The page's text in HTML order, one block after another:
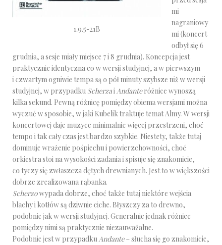
1.9.5-21B
mi
nagraniowy
mi (koncert
odbył się 6
grudnia, a sesje miały miejsce 7 i 8 grudnia). Koncepcja jest
praktycznie identyczna co w wersji studyjnej, a w pierwszym
i czwartym ogniwie tempa są o pół minuty szybsze niż w wersji
studyjnej, w przypadku ScherzaiAndanteróżnice wynoszą
kilka sekund. Pewną różnicę pomiędzy obiema wersjami można
wyczuć w sposobie, w jaki Kubelik traktuje temat Almy. W wersji
koncertowej daje muzyce minimalnie więcej przestrzeni, choć
tempo i tak cały czas jest bardzo szybkie. Niestety, także tutaj
dominuje wrażenie pośpiechu i powierzchowności, choć
orkiestra stoi na wysokości zadania i spisuje się znakomicie,
co tyczy się zwłaszcza dętych drewnianych. Jest to w większości
dobrze zrealizowana rąbanka.
Scherzowypada dobrze, choć także tutaj niektóre wejścia
blachy i kotłów są dziwnie ciche. Błyszczy za to drewno,
podobnie jak w wersji studyjnej. Generalnie jednak różnice
pomiędzy nimi są praktycznie niezauważalne.
Podobnie jest w przypadkuAndante– słucha się go znakomicie,